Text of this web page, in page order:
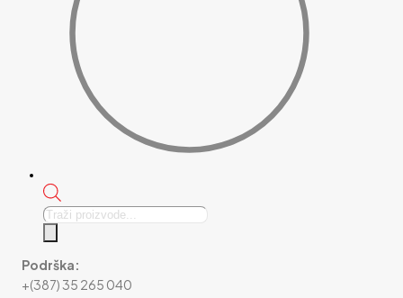
Products
Podrška:
+(387) 35 265 040